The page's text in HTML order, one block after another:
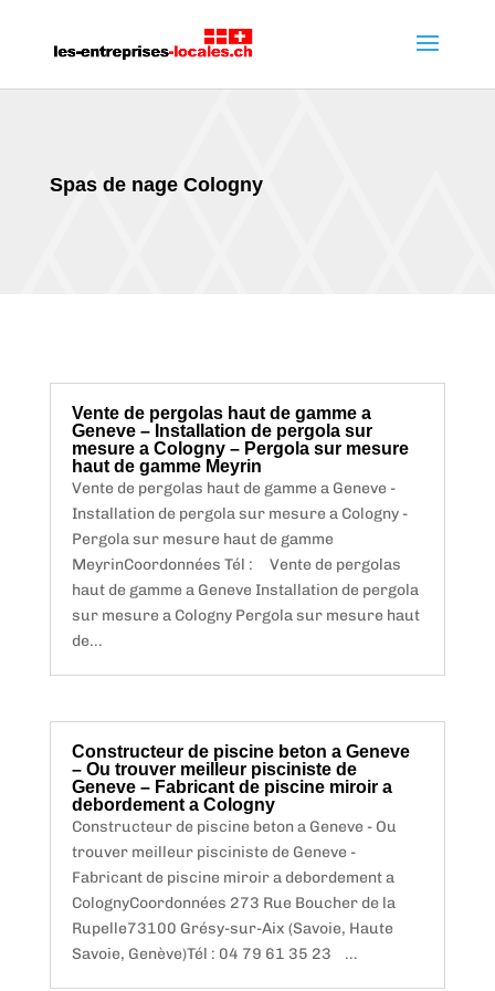
Spas de nage Cologny
Vente de pergolas haut de gamme a
Geneve – Installation de pergola sur
mesure a Cologny – Pergola sur mesure
haut de gamme Meyrin
Vente de pergolas haut de gamme a Geneve -
Installation de pergola sur mesure a Cologny -
Pergola sur mesure haut de gamme
MeyrinCoordonnées Tél : Vente de pergolas
haut de gamme a Geneve Installation de pergola
sur mesure a Cologny Pergola sur mesure haut
de...
Constructeur de piscine beton a Geneve
– Ou trouver meilleur pisciniste de
Geneve – Fabricant de piscine miroir a
debordement a Cologny
Constructeur de piscine beton a Geneve - Ou
trouver meilleur pisciniste de Geneve -
Fabricant de piscine miroir a debordement a
ColognyCoordonnées 273 Rue Boucher de la
Rupelle73100 Grésy-sur-Aix (Savoie, Haute
Savoie, Genève)Tél : 04 79 61 35 23 ...